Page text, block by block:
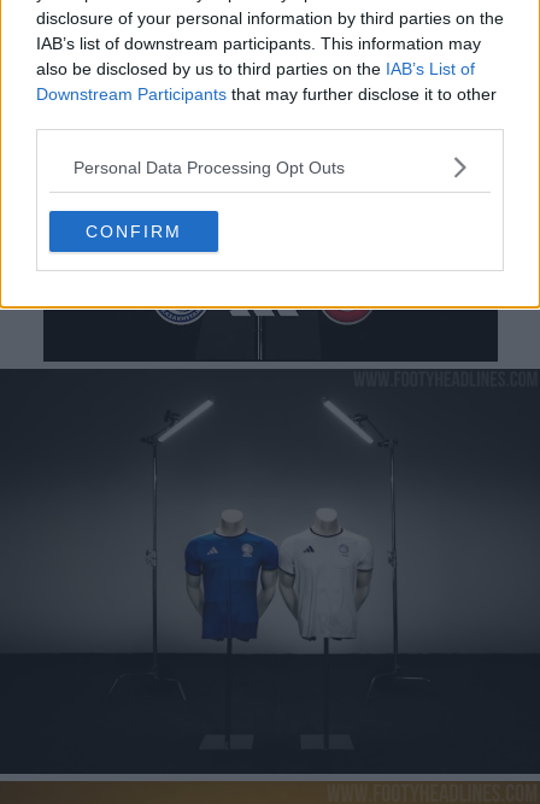
disclosure of your personal information by third parties on the
IAB’s list of downstream participants. This information may
also be disclosed by us to third parties on the IAB’s List of
Downstream Participants that may further disclose it to other
Personal Data Processing Opt Outs
CONFIRM